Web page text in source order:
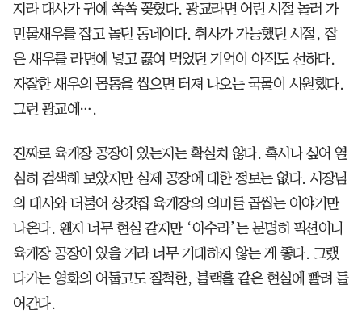
지라 대사가 귀에 쏙쏙 꽂혔다. 광교라면 어린 시절 놀러 가
민물새우를 잡고 놀던 동네이다. 취사가 가능했던 시절, 잡
은 새우를 라면에 넣고 끓여 먹었던 기억이 아직도 선하다.
자잘한 새우의 몸통을 씹으면 터져 나오는 국물이 시원했다.
그런 광교에….
진짜로 육개장 공장이 있는지는 확실치 않다. 혹시나 싶어 열
심히 검색해 보았지만 실제 공장에 대한 정보는 없다. 시장님
의 대사와 더불어 상갓집 육개장의 의미를 곱씹는 이야기만
나온다. 왠지 너무 현실 같지만 ‘아수라’는 분명히 픽션이니
육개장 공장이 있을 거라 너무 기대하지 않는 게 좋다. 그랬
다가는 영화의 어둡고도 질척한, 블랙홀 같은 현실에 빨려 들
어간다.